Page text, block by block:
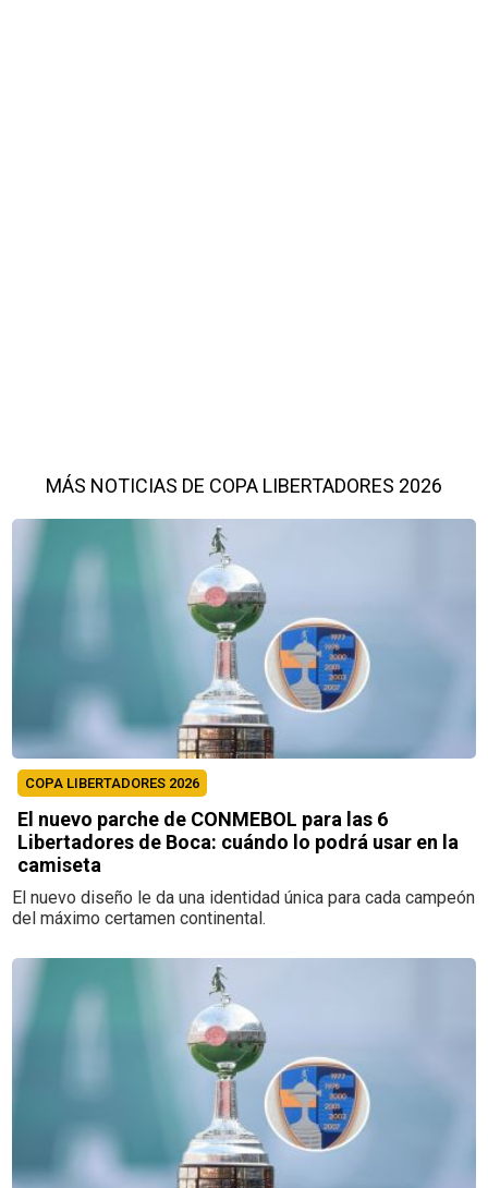
MÁS NOTICIAS DE COPA LIBERTADORES 2026
COPA LIBERTADORES 2026
El nuevo parche de CONMEBOL para las 6
Libertadores de Boca: cuándo lo podrá usar en la
camiseta
El nuevo diseño le da una identidad única para cada campeón
del máximo certamen continental.